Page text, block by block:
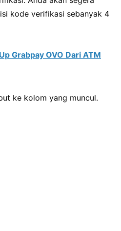
kode verifikasi sebanyak 4
Grabpay OVO Dari ATM
ke kolom yang muncul.